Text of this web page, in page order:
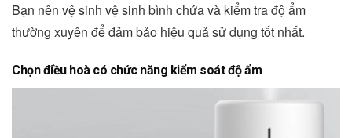
Bạn nên vệ sinh vệ sinh bình chứa và kiểm tra độ ẩm
thường xuyên để đảm bảo hiệu quả sử dụng tốt nhất.
Chọn điều hoà có chức năng kiểm soát độ ẩm